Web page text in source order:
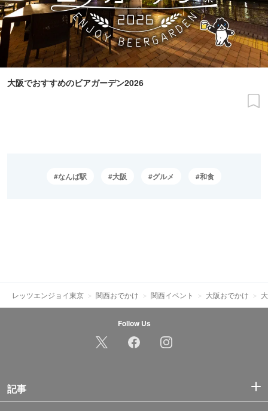
大阪でおすすめのビアガーデン2026
なんば駅 大阪 グルメ 和食
レッツエンジョイ東京 関西おでかけ 関西イベント 大阪おでかけ
Follow Us
記事